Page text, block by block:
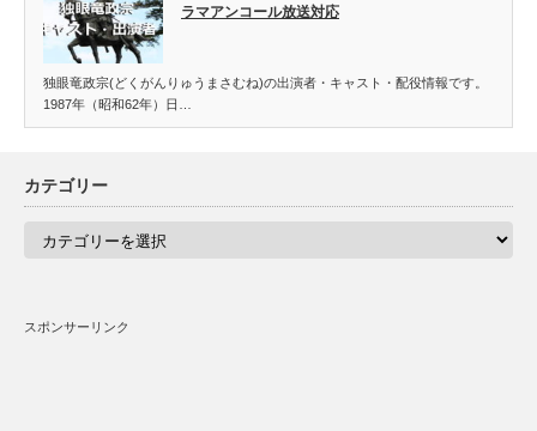
ラマアンコール放送対応
独眼竜政宗(どくがんりゅうまさむね)の出演者・キャスト・配役情報です。
1987年（昭和62年）日…
カテゴリー
スポンサーリンク